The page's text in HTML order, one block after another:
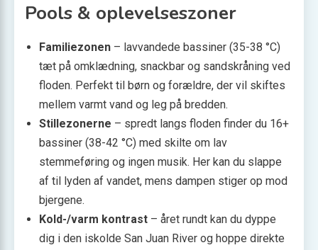
Pools & oplevelseszoner
Familiezonen – lavvandede bassiner (35-38 °C)
tæt på omklædning, snack­bar og sandskråning ved
floden. Perfekt til børn og forældre, der vil skiftes
mellem varmt vand og leg på bredden.
Stille­zonerne – spredt langs floden finder du 16+
bassiner (38-42 °C) med skilte om lav
stemmeføring og ingen musik. Her kan du slappe
af til lyden af vandet, mens dampen stiger op mod
bjergene.
Kold-/varm kontrast – året rundt kan du dyppe
dig i den iskolde San Juan River og hoppe direkte